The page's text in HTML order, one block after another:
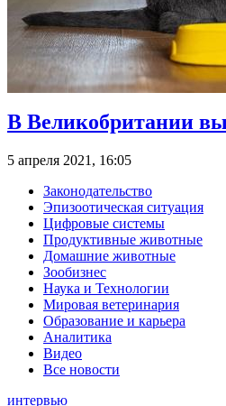
В Великобритании
5 апреля 2021, 16:05
Законодательство
Эпизоотическая ситуация
Цифровые системы
Продуктивные животные
Домашние животные
Зообизнес
Наука и Технологии
Мировая ветеринария
Образование и карьера
Аналитика
Видео
Все новости
интервью